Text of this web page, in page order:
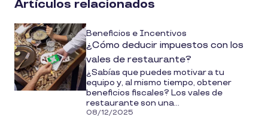
media
Artículos relacionados
Beneficios e Incentivos
¿Cómo deducir impuestos con los
vales de restaurante?
¿Sabías que puedes motivar a tu
equipo y, al mismo tiempo, obtener
beneficios fiscales? Los vales de
restaurante son una...
08/12/2025